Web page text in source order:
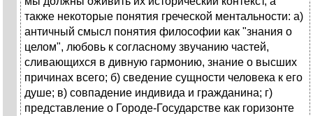
также некоторые понятия греческой ментальности: а)
античный смысл понятия философии как "знания о
целом", любовь к согласному звучанию частей,
сливающихся в дивную гармонию, знание о высших
причинах всего; б) сведение сущности человека к его
душе; в) совпадение индивида и гражданина; г)
представление о Городе-Государстве как горизонте